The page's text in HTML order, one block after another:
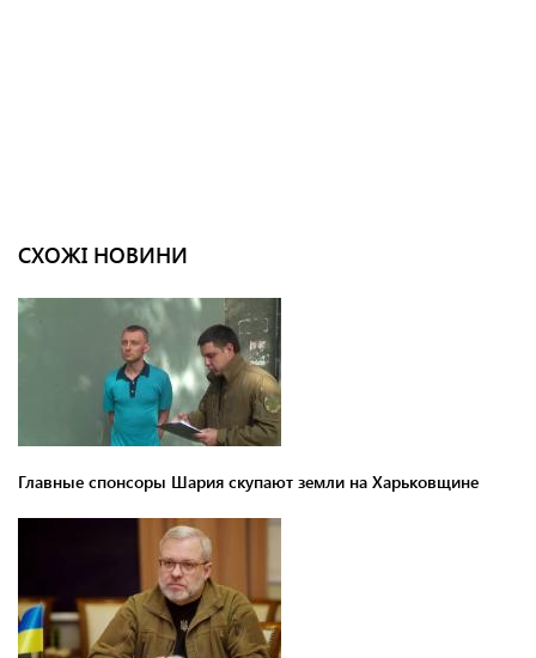
СХОЖІ НОВИНИ
Главные спонсоры Шария скупают земли на Харьковщине